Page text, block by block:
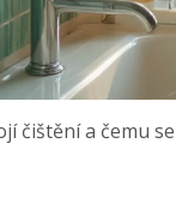
čištění a čemu